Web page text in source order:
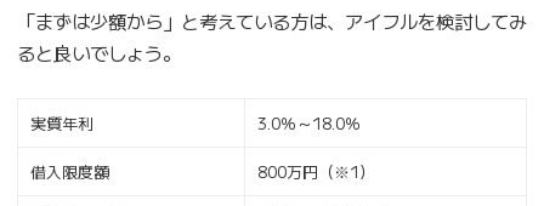
「まずは少額から」と考えている方は、アイフルを検討してみ
ると良いでしょう。
実質年利 3.0％～18.0％
借入限度額 800万円（※1）